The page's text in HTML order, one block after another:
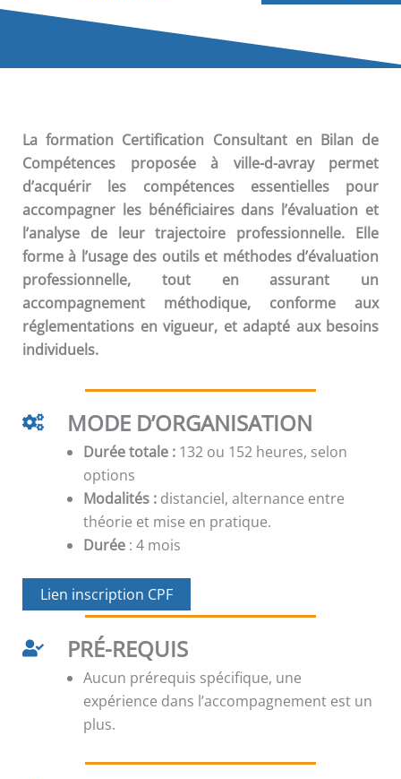
La formation Certification Consultant en Bilan de
Compétences proposée à ville-d-avray permet
d’acquérir les compétences essentielles pour
accompagner les bénéficiaires dans l’évaluation et
l’analyse de leur trajectoire professionnelle. Elle
forme à l’usage des outils et méthodes d’évaluation
professionnelle, tout en assurant un
accompagnement méthodique, conforme aux
réglementations en vigueur, et adapté aux besoins
individuels.
MODE D’ORGANISATION
Durée totale : 132 ou 152 heures, selon
options
Modalités : distanciel, alternance entre
théorie et mise en pratique.
Durée : 4 mois
Lien inscription CPF
PRÉ-REQUIS
Aucun prérequis spécifique, une
expérience dans l’accompagnement est un
plus.